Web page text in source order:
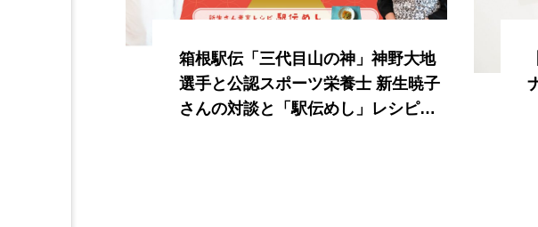
【ピエール・エルメ×プレミアムガー
ナ】話題のコラボ3種を食べ比べ！